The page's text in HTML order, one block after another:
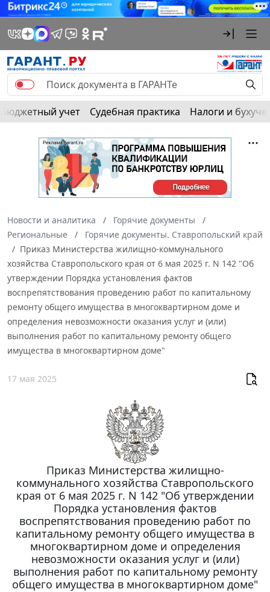
Бюджетный учет Судебная практика Налоги и
Новости и аналитика
Горячие документы
Региональные
Горячие документы. Ставропольский край
Приказ Министерства жилищно-коммунального
хозяйства Ставропольского края от 6 мая 2025 г. N 142 "Об
утверждении Порядка установления фактов
воспрепятствования проведению работ по капитальному
ремонту общего имущества в многоквартирном доме и
определения невозможности оказания услуг и (или)
выполнения работ по капитальному ремонту общего
имущества в многоквартирном доме"
17 мая 2025
Приказ Министерства жилищно-
коммунального хозяйства Ставропольского
края от 6 мая 2025 г. N 142 "Об утверждении
Порядка установления фактов
воспрепятствования проведению работ по
капитальному ремонту общего имущества в
многоквартирном доме и определения
невозможности оказания услуг и (или)
выполнения работ по капитальному ремонту
общего имущества в многоквартирном доме"